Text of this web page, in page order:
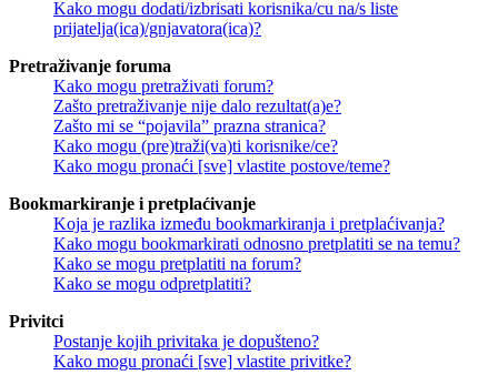
Kako mogu dodati/izbrisati korisnika/cu na/s liste
prijatelja(ica)/gnjavatora(ica)?
Pretraživanje foruma
Kako mogu pretraživati forum?
Zašto pretraživanje nije dalo rezultat(a)e?
Zašto mi se “pojavila” prazna stranica?
Kako mogu (pre)traži(va)ti korisnike/ce?
Kako mogu pronaći [sve] vlastite postove/teme?
Bookmarkiranje i pretplaćivanje
Koja je razlika između bookmarkiranja i pretplaćivanja?
Kako mogu bookmarkirati odnosno pretplatiti se na temu?
Kako se mogu pretplatiti na forum?
Kako se mogu odpretplatiti?
Privitci
Postanje kojih privitaka je dopušteno?
Kako mogu pronaći [sve] vlastite privitke?